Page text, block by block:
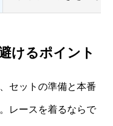
けるポイント
セットの準備と本番
レースを着るならで